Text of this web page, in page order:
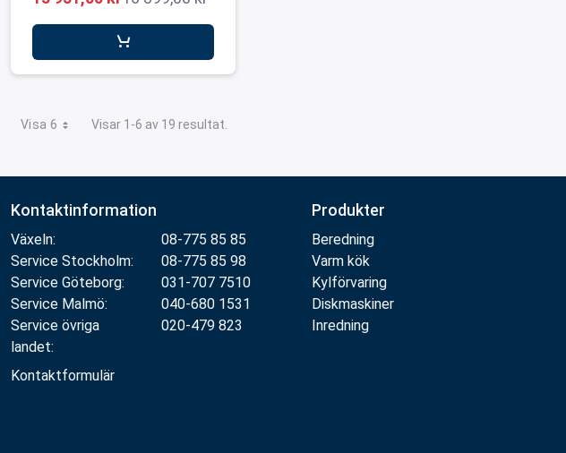
Visa 6 Visar 1-6 av 19 resultat.
Kontaktinformation
Växeln:
08-775 85 85
Service Stockholm:
08-775 85 98
Service Göteborg:
031-707 7510
Service Malmö:
040-680 1531
Service övriga
landet:
020-479 823
Kontaktformulär
Produkter
Beredning
Varm kök
Kylförvaring
Diskmaskiner
Inredning